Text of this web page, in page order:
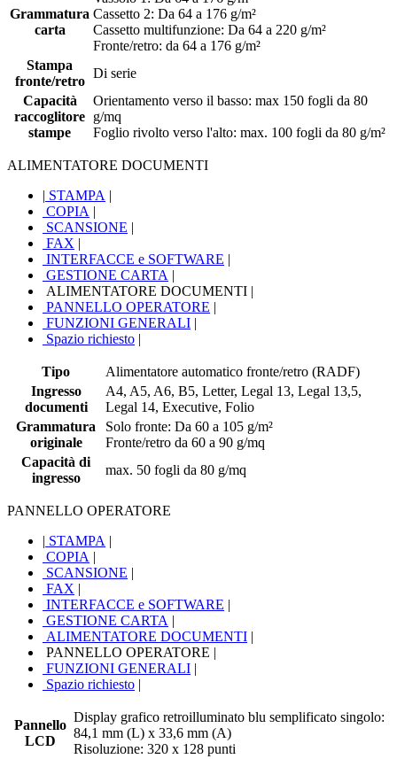
Grammatura
carta
Cassetto 2: Da 64 a 176 g/m²
Cassetto multifunzione: Da 64 a 220 g/m²
Fronte/retro: da 64 a 176 g/m²
Stampa
fronte/retro
Di serie
Capacità
raccoglitore
stampe
Orientamento verso il basso: max 150 fogli da 80
g/mq
Foglio rivolto verso l'alto: max. 100 fogli da 80 g/m²
ALIMENTATORE DOCUMENTI
| STAMPA |
COPIA |
SCANSIONE |
FAX |
INTERFACCE e SOFTWARE |
GESTIONE CARTA |
ALIMENTATORE DOCUMENTI |
PANNELLO OPERATORE |
FUNZIONI GENERALI |
Spazio richiesto |
Tipo
Alimentatore automatico fronte/retro (RADF)
Ingresso
documenti
A4, A5, A6, B5, Letter, Legal 13, Legal 13,5,
Legal 14, Executive, Folio
Grammatura
originale
Solo fronte: Da 60 a 105 g/m²
Fronte/retro da 60 a 90 g/mq
Capacità di
ingresso
max. 50 fogli da 80 g/mq
PANNELLO OPERATORE
| STAMPA |
COPIA |
SCANSIONE |
FAX |
INTERFACCE e SOFTWARE |
GESTIONE CARTA |
ALIMENTATORE DOCUMENTI |
PANNELLO OPERATORE |
FUNZIONI GENERALI |
Spazio richiesto |
Pannello
LCD
Display grafico retroilluminato blu semplificato singolo:
84,1 mm (L) x 33,6 mm (A)
Risoluzione: 320 x 128 punti